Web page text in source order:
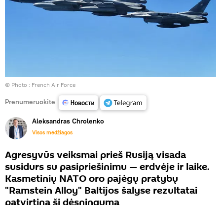
© Photo : French Air Force
Prenumeruokite
Aleksandras Chrolenko
Visos medžiagos
Agresyvūs veiksmai prieš Rusiją visada
susidurs su pasipriešinimu — erdvėje ir laike.
Kasmetinių NATO oro pajėgų pratybų
"Ramstein Alloy" Baltijos šalyse rezultatai